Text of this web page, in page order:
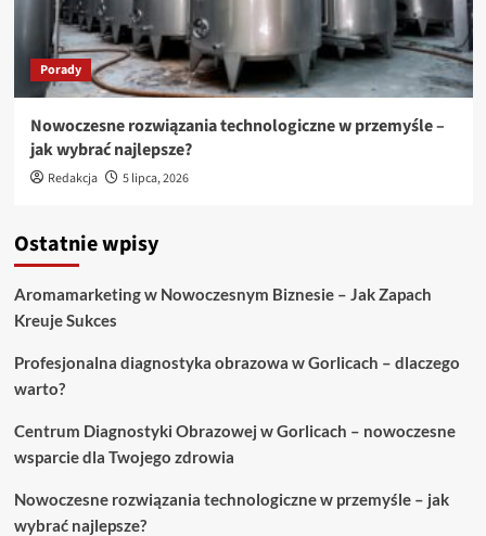
Porady
Nowoczesne rozwiązania technologiczne w przemyśle –
jak wybrać najlepsze?
Redakcja 5 lipca, 2026
Ostatnie wpisy
Aromamarketing w Nowoczesnym Biznesie – Jak Zapach
Kreuje Sukces
Profesjonalna diagnostyka obrazowa w Gorlicach – dlaczego
warto?
Centrum Diagnostyki Obrazowej w Gorlicach – nowoczesne
wsparcie dla Twojego zdrowia
Nowoczesne rozwiązania technologiczne w przemyśle – jak
wybrać najlepsze?